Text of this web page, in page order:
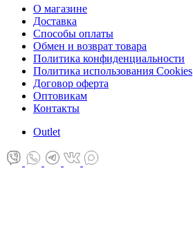
О магазине
Доставка
Способы оплаты
Обмен и возврат товара
Политика конфиденциальности
Политика использования Cookies
Договор оферта
Оптовикам
Контакты
Оutlet